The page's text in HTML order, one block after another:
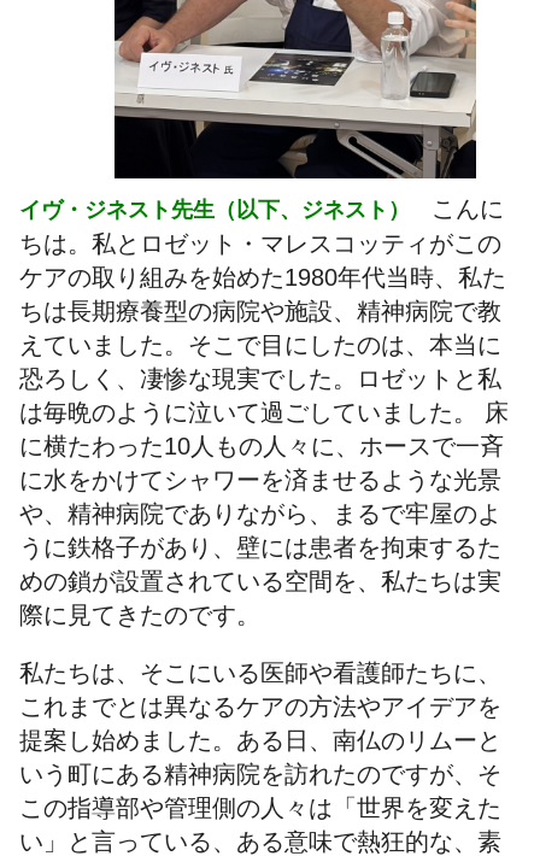
イヴ・ジネスト先生（以下、ジネスト） こんに
ちは。私とロゼット・マレスコッティがこの
ケアの取り組みを始めた1980年代当時、私た
ちは長期療養型の病院や施設、精神病院で教
えていました。そこで目にしたのは、本当に
恐ろしく、凄惨な現実でした。ロゼットと私
は毎晩のように泣いて過ごしていました。 床
に横たわった10人もの人々に、ホースで一斉
に水をかけてシャワーを済ませるような光景
や、精神病院でありながら、まるで牢屋のよ
うに鉄格子があり、壁には患者を拘束するた
めの鎖が設置されている空間を、私たちは実
際に見てきたのです。
私たちは、そこにいる医師や看護師たちに、
これまでとは異なるケアの方法やアイデアを
提案し始めました。ある日、南仏のリムーと
いう町にある精神病院を訪れたのですが、そ
この指導部や管理側の人々は「世界を変えた
い」と言っている、ある意味で熱狂的な、素